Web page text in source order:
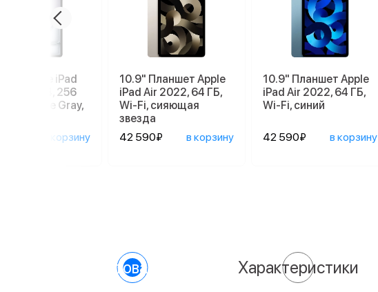
Apple iPad
2026 M4, 256
Fi, Space Gray,
в корзину
10.9" Планшет Apple
iPad Air 2022, 64 ГБ,
Wi-Fi, сияющая
звезда
42 590₽
в корзину
10.9" Планшет Apple
iPad Air 2022, 64 ГБ,
Wi-Fi, синий
42 590₽ в корзину
О товаре Характеристики